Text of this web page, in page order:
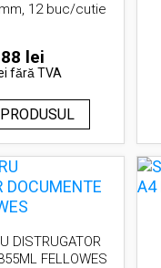
12 buc/cutie
lei
fără TVA
DISTRUGATOR
FELLOWES